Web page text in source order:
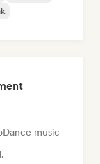
Dance music